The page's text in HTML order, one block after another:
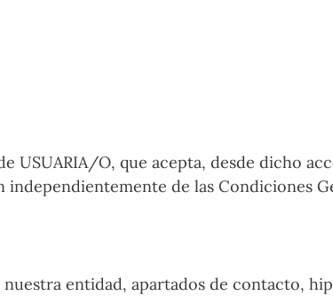
USUARIA/O, que acepta, desde dicho
independientemente de las Condiciones
entidad, apartados de contacto,